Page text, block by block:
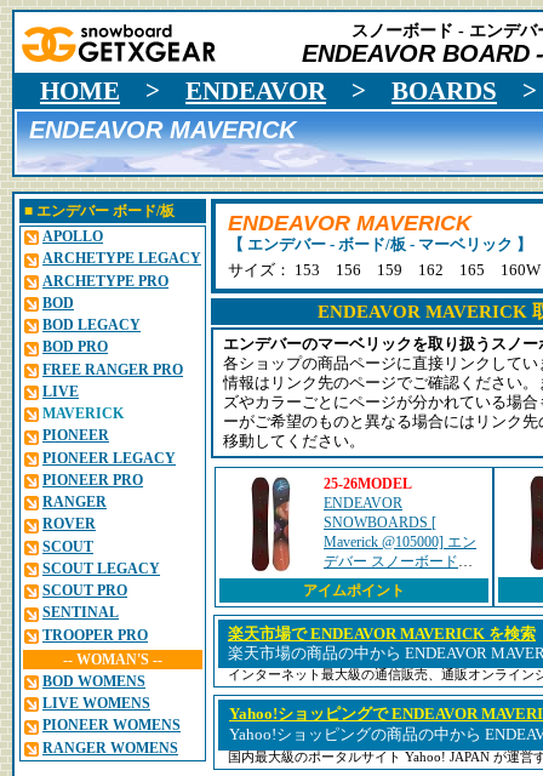
スノーボード - エンデバ
ENDEAVOR BOARD
HOME > ENDEAVOR> BOARDS
ENDEAVOR MAVERICK
■ エンデバー ボード/板
APOLLO
ARCHETYPE LEGACY
ARCHETYPE PRO
BOD
BOD LEGACY
BOD PRO
FREE RANGER PRO
LIVE
MAVERICK
PIONEER
PIONEER LEGACY
PIONEER PRO
RANGER
ROVER
SCOUT
SCOUT LEGACY
SCOUT PRO
SENTINAL
TROOPER PRO
-- WOMAN'S --
BOD WOMENS
LIVE WOMENS
PIONEER WOMENS
RANGER WOMENS
ENDEAVOR MAVERICK
【 エンデバー - ボード/板 - マーベリック 】
サイズ： 153 156 159 162 165 160W
ENDEAVOR MAVERICK
エンデバーのマーベリックを取り扱うスノ
各ショップの商品ページに直接リンクして
情報はリンク先のページでご確認ください
ズやカラーごとにページが分かれている場
ーがご希望のものと異なる場合にはリンク
移動してください。
25-26MODEL
ENDEAVOR
SNOWBOARDS [
Maverick @105000] エン
デバー スノーボード
【正規代理店商品】
アイムポイント
楽天市場で ENDEAVOR MAVERICK を検索
楽天市場の商品の中から ENDEAVOR
インターネット最大級の通信販売、通販オンライン
Yahoo!ショッピングで ENDEAVOR
Yahoo!ショッピングの商品の中から
国内最大級のポータルサイト Yahoo! JAPAN が運営